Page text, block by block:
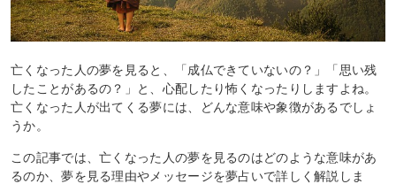
亡くなった人の夢を見ると、「成仏できていないの？」「思い残
したことがあるの？」と、心配したり怖くなったりしますよね。
亡くなった人が出てくる夢には、どんな意味や象徴があるでしょ
うか。
この記事では、亡くなった人の夢を見るのはどのような意味があ
るのか、夢を見る理由やメッセージを夢占いで詳しく解説しま